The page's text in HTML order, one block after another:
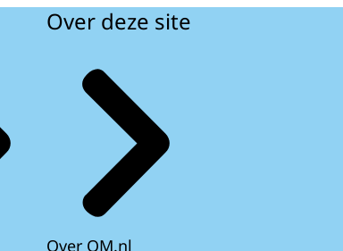
Over deze site
Over OM.nl